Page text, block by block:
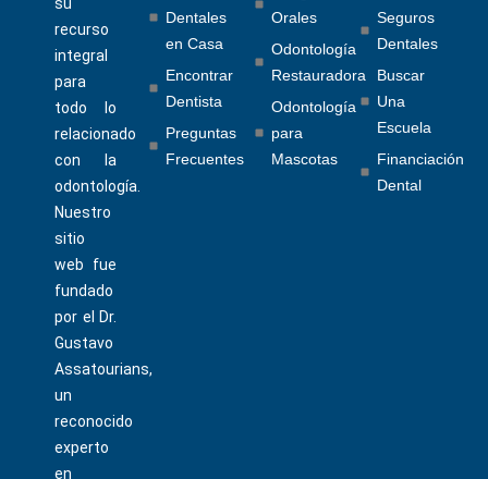
recurso
integral
para
todo lo
relacionado
con la
odontología.
Nuestro
sitio
web fue
fundado
por el Dr.
Gustavo
Assatourians,
un
reconocido
experto
en
Dentales
en Casa
Encontrar
Dentista
Preguntas
Frecuentes
Orales
Odontología
Restauradora
Odontología
para
Mascotas
Seguros
Dentales
Buscar
Una
Escuela
Financiación
Dental